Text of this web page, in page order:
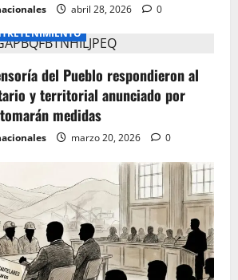
abril 28, 2026
0
del Pueblo respondieron al
y territorial anunciado por
medidas
marzo 20, 2026 0